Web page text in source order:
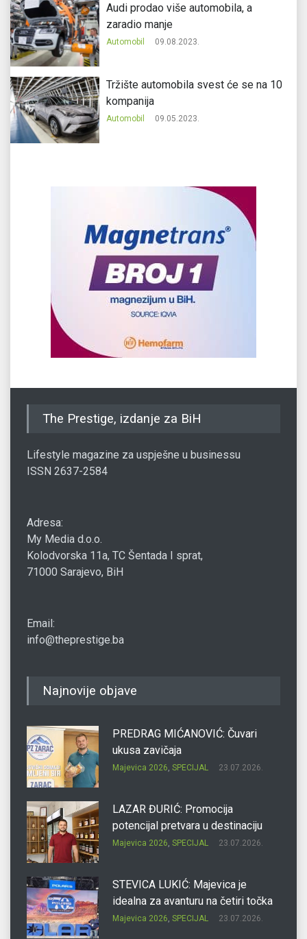
Audi prodao više automobila, a
zaradio manje
Automobil 09.08.2023.
Tržište automobila svest će se na 10
kompanija
Automobil 09.05.2023.
The Prestige, izdanje za BiH
Lifestyle magazine za uspješne u businessu
ISSN 2637-2584
Adresa:
My Media d.o.o.
Kolodvorska 11a, TC Šentada I sprat,
71000 Sarajevo, BiH
Email:
info@theprestige.ba
Najnovije objave
PREDRAG MIĆANOVIĆ: Čuvari
ukusa zavičaja
Majevica 2026, SPECIJAL 23.07.2026.
LAZAR ĐURIĆ: Promocija
potencijal pretvara u destinaciju
Majevica 2026, SPECIJAL 23.07.2026.
STEVICA LUKIĆ: Majevica je
idealna za avanturu na četiri točka
Majevica 2026, SPECIJAL 23.07.2026.